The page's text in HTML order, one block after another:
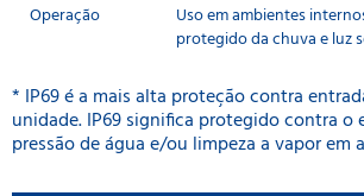
Operação
Uso em ambientes
protegido da chuva e luz
* IP69 é a mais alta proteção contra
unidade. IP69 significa protegido contra o
pressão de água e/ou limpeza a vapor em